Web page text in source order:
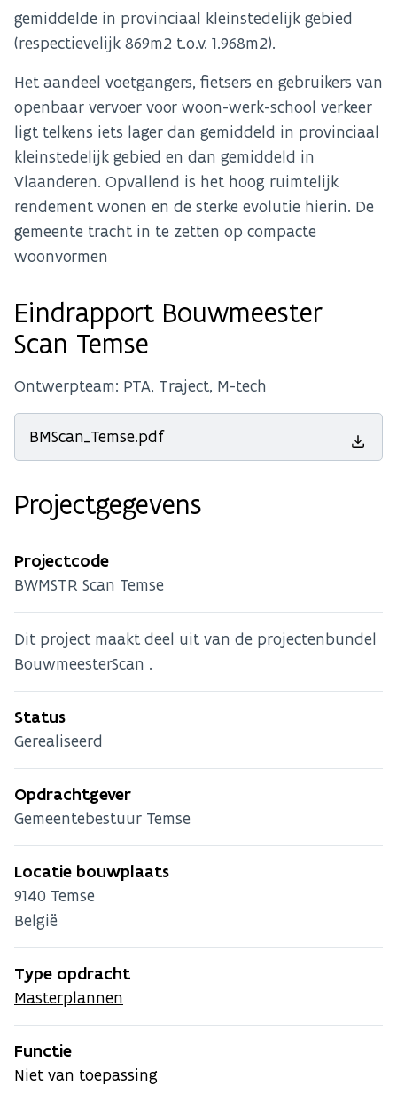
gemiddelde in provinciaal kleinstedelijk gebied
(respectievelijk 869m2 t.o.v. 1.968m2).
Het aandeel voetgangers, fietsers en gebruikers van
openbaar vervoer voor woon-werk-school verkeer
ligt telkens iets lager dan gemiddeld in provinciaal
kleinstedelijk gebied en dan gemiddeld in
Vlaanderen. Opvallend is het hoog ruimtelijk
rendement wonen en de sterke evolutie hierin. De
gemeente tracht in te zetten op compacte
woonvormen
Eindrapport Bouwmeester
Scan Temse
Ontwerpteam: PTA, Traject, M-tech
BMScan_Temse.pdf
Projectgegevens
Projectcode
BWMSTR Scan Temse
Dit project maakt deel uit van de projectenbundel
BouwmeesterScan .
Status
Gerealiseerd
Opdrachtgever
Gemeentebestuur Temse
Locatie bouwplaats
9140 Temse
België
Type opdracht
Masterplannen
Functie
Niet van toepassing